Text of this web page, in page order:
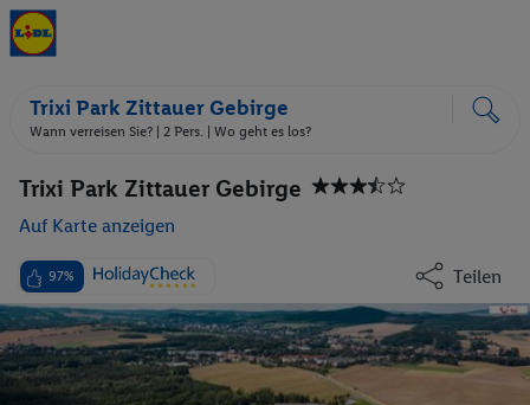
Trixi Park Zittauer Gebirge
Wann verreisen Sie? | 2 Pers. | Wo geht es los?
Trixi Park Zittauer Gebirge
Auf Karte anzeigen
97% Teilen